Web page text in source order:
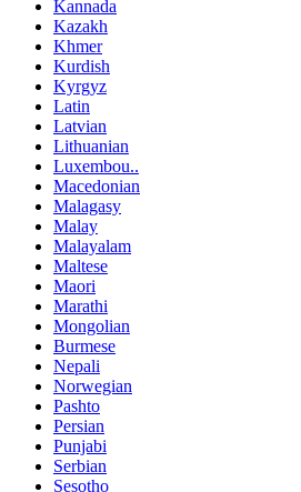
Kannada
Kazakh
Khmer
Kurdish
Kyrgyz
Latin
Latvian
Lithuanian
Luxembou..
Macedonian
Malagasy
Malay
Malayalam
Maltese
Maori
Marathi
Mongolian
Burmese
Nepali
Norwegian
Pashto
Persian
Punjabi
Serbian
Sesotho